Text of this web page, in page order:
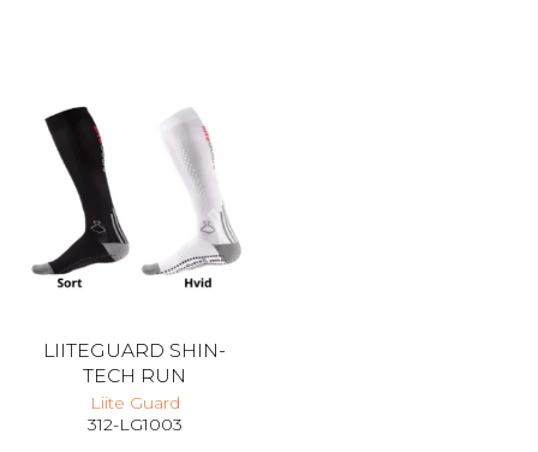
LIITEGUARD SHIN-
TECH RUN
Liite Guard
312-LG1003